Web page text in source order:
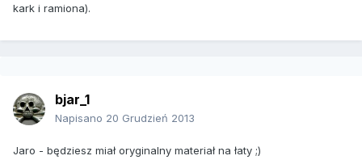
kark i ramiona).
bjar_1
Napisano 20 Grudzień 2013
Jaro - będziesz miał oryginalny materiał na łaty ;)